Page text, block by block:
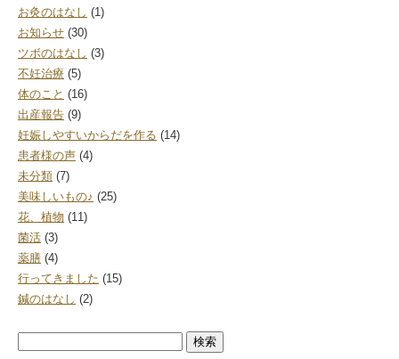
お灸のはなし (1)
お知らせ (30)
ツボのはなし (3)
不妊治療 (5)
体のこと (16)
出産報告 (9)
妊娠しやすいからだを作る (14)
患者様の声 (4)
未分類 (7)
美味しいもの♪ (25)
花、植物 (11)
菌活 (3)
薬膳 (4)
行ってきました (15)
鍼のはなし (2)